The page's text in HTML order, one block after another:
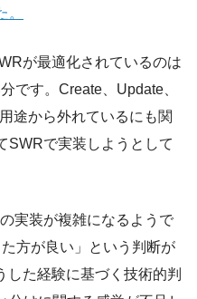
が最適化されているのは
です。Create、Update、
途から外れているにも関
SWRで実装しようとして
実装が複雑になるようで
方が良い」という判断が
した経験に基づく技術的判